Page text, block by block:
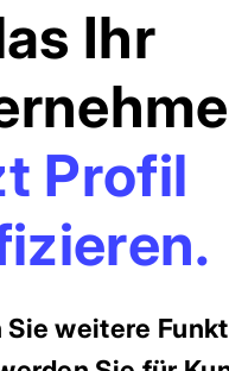
Ihr
Profil
Sie weitere